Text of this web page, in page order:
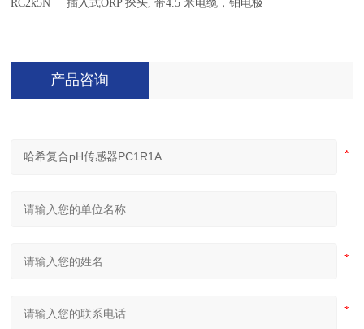
RC2k5N 插入式ORP 探头, 带4.5 米电缆，铂电极
产品咨询